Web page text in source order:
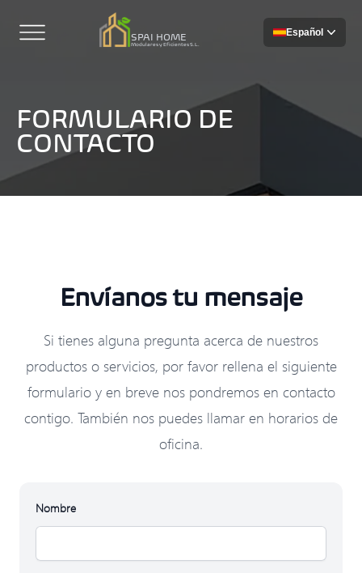
SPAI HOME
Modulares y Eficientes S.L.
Español
FORMULARIO DE
CONTACTO
Envíanos tu mensaje
Si tienes alguna pregunta acerca de nuestros
productos o servicios, por favor rellena el siguiente
formulario y en breve nos pondremos en contacto
contigo. También nos puedes llamar en horarios de
oficina.
Nombre